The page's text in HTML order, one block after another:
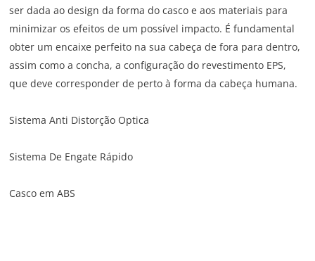
ser dada ao design da forma do casco e aos materiais para
minimizar os efeitos de um possível impacto. É fundamental
obter um encaixe perfeito na sua cabeça de fora para dentro,
assim como a concha, a configuração do revestimento EPS,
que deve corresponder de perto à forma da cabeça humana.
Sistema Anti Distorção Optica
Sistema De Engate Rápido
Casco em ABS